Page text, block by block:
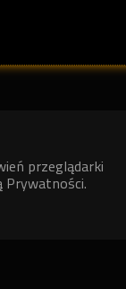
przeglądarki
Prywatności.